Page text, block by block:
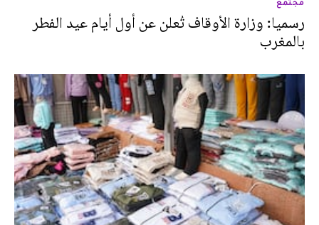
رسميا: وزارة الأوقاف تُعلن عن أول أيام عيد الفطر
بالمغرب